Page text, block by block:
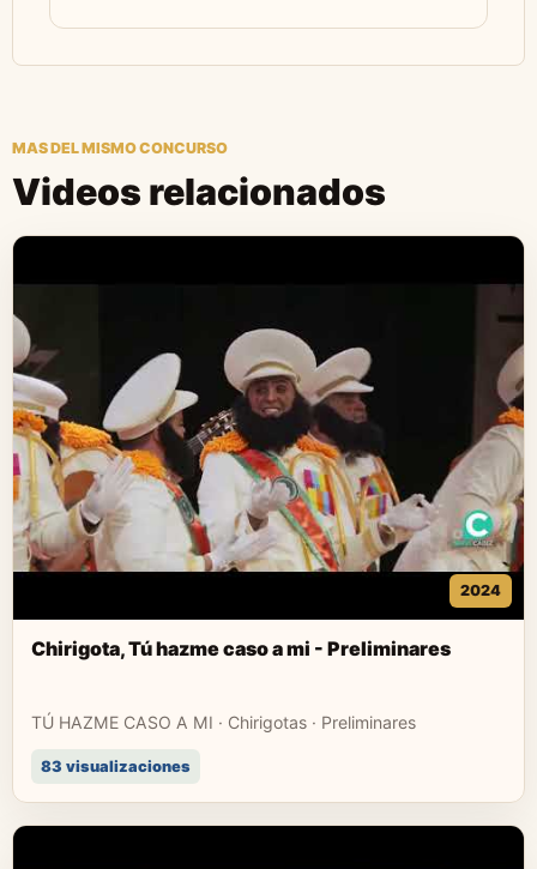
MAS DEL MISMO CONCURSO
Videos relacionados
2024
Chirigota, Tú hazme caso a mi - Preliminares
TÚ HAZME CASO A MI · Chirigotas · Preliminares
83 visualizaciones